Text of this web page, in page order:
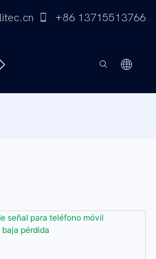
+86 13715513766
CONTÁCTENOS